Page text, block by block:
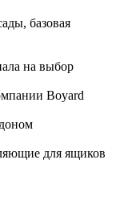
базовая
на выбор
Boyard
для ящиков